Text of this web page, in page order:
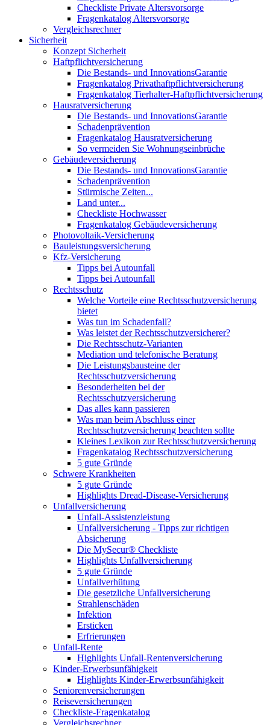
Checkliste Private Altersvorsorge
Fragenkatalog Altersvorsorge
Vergleichsrechner
Sicherheit
Konzept Sicherheit
Haftpflichtversicherung
Die Bestands- und InnovationsGarantie
Fragenkatalog Privathaftpflichtversicherung
Fragenkatalog Tierhalter-Haftpflichtversicherung
Hausratversicherung
Die Bestands- und InnovationsGarantie
Schadenprävention
Fragenkatalog Hausratversicherung
So vermeiden Sie Wohnungseinbrüche
Gebäudeversicherung
Die Bestands- und InnovationsGarantie
Schadenprävention
Stürmische Zeiten...
Land unter...
Checkliste Hochwasser
Fragenkatalog Gebäudeversicherung
Photovoltaik-Versicherung
Bauleistungsversicherung
Kfz-Versicherung
Tipps bei Autounfall
Tipps bei Autounfall
Rechtsschutz
Welche Vorteile eine Rechtsschutzversicherung
bietet
Was tun im Schadenfall?
Was leistet der Rechtsschutzversicherer?
Die Rechtsschutz-Varianten
Mediation und telefonische Beratung
Die Leistungsbausteine der
Rechtsschutzversicherung
Besonderheiten bei der
Rechtsschutzversicherung
Das alles kann passieren
Was man beim Abschluss einer
Rechtsschutzversicherung beachten sollte
Kleines Lexikon zur Rechtsschutzversicherung
Fragenkatalog Rechtsschutzversicherung
5 gute Gründe
Schwere Krankheiten
5 gute Gründe
Highlights Dread-Disease-Versicherung
Unfallversicherung
Unfall-Assistenzleistung
Unfallversicherung - Tipps zur richtigen
Absicherung
Die MySecur® Checkliste
Highlights Unfallversicherung
5 gute Gründe
Unfallverhütung
Die gesetzliche Unfallversicherung
Strahlenschäden
Infektion
Ersticken
Erfrierungen
Unfall-Rente
Highlights Unfall-Rentenversicherung
Kinder-Erwerbsunfähigkeit
Highlights Kinder-Erwerbsunfähigkeit
Seniorenversicherungen
Reiseversicherungen
Checkliste-Fragenkatalog
Vergleichsrechner